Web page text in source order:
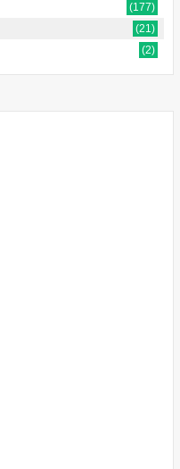
(177)
(21)
(2)